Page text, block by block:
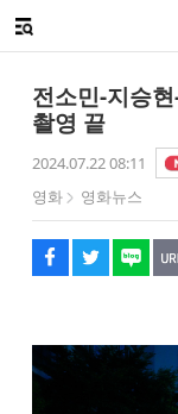
메뉴 열기
전소민-지승
촬영 끝
2024.07.22 08:11
영화
영화뉴스
페이스북
트위터
네이버
URL복사
글씨 작게보기
글씨 크게보기
해시태그